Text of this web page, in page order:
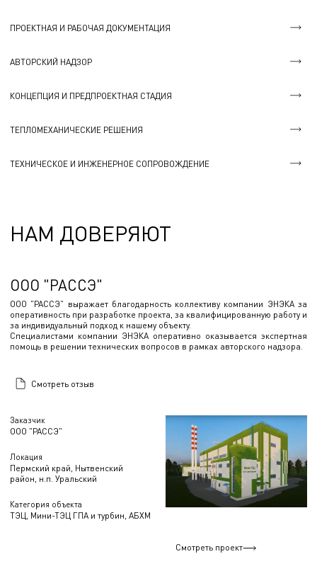
ПРОЕКТНАЯ И РАБОЧАЯ ДОКУМЕНТАЦИЯ
АВТОРСКИЙ НАДЗОР
КОНЦЕПЦИЯ И ПРЕДПРОЕКТНАЯ СТАДИЯ
ТЕПЛОМЕХАНИЧЕСКИЕ РЕШЕНИЯ
ТЕХНИЧЕСКОЕ И ИНЖЕНЕРНОЕ СОПРОВОЖДЕНИЕ
НАМ ДОВЕРЯЮТ
Заказчик
ООО "РАССЭ"
Локация
Пермский край, Нытвенский
район, н.п. Уральский
Категория объекта
ТЭЦ, Мини-ТЭЦ ГПА и турбин, АБХМ
ООО "РАССЭ"
ООО "РАССЭ" выражает благодарность коллективу компании ЭНЭКА за
оперативность при разработке проекта, за квалифицированную работу и
за индивидуальный подход к нашему объекту.
Специалистами компании ЭНЭКА оперативно оказывается экспертная
помощь в решении технических вопросов в рамках авторского надзора.
Смотреть отзыв
Смотреть проект